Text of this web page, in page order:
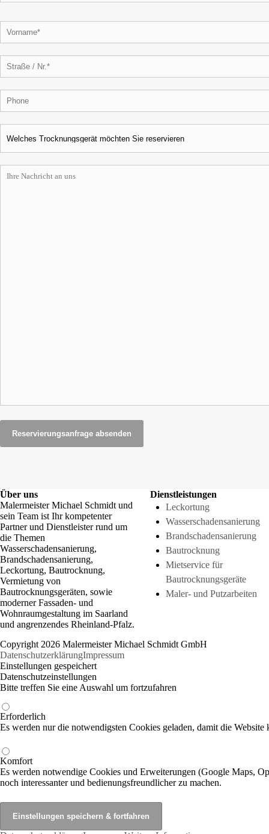
Reservierungsanfrage absenden
Über uns
Malermeister Michael Schmidt und
sein Team ist Ihr kompetenter
Partner und Dienstleister rund um
die Themen
Wasserschadensanierung,
Brandschadensanierung,
Leckortung, Bautrocknung,
Vermietung von
Bautrocknungsgeräten, sowie
moderner Fassaden- und
Wohnraumgestaltung im Saarland
und angrenzendes Rheinland-Pfalz.
Dienstleistungen
Leckortung
Wasserschadensanierung
Brandschadensanierung
Bautrocknung
Mietservice für
Bautrocknungsgeräte
Maler- und Putzarbeiten
Copyright 2026 Malermeister Michael Schmidt GmbH
DatenschutzerklärungImpressum
Einstellungen gespeichert
Datenschutzeinstellungen
Bitte treffen Sie eine Auswahl um fortzufahren
Erforderlich
Es werden nur die notwendigsten Cookies geladen, damit die
Komfort
Es werden notwendige Cookies und Erweiterungen (Google Maps,
noch interessanter und bedienungsfreundlicher zu machen.